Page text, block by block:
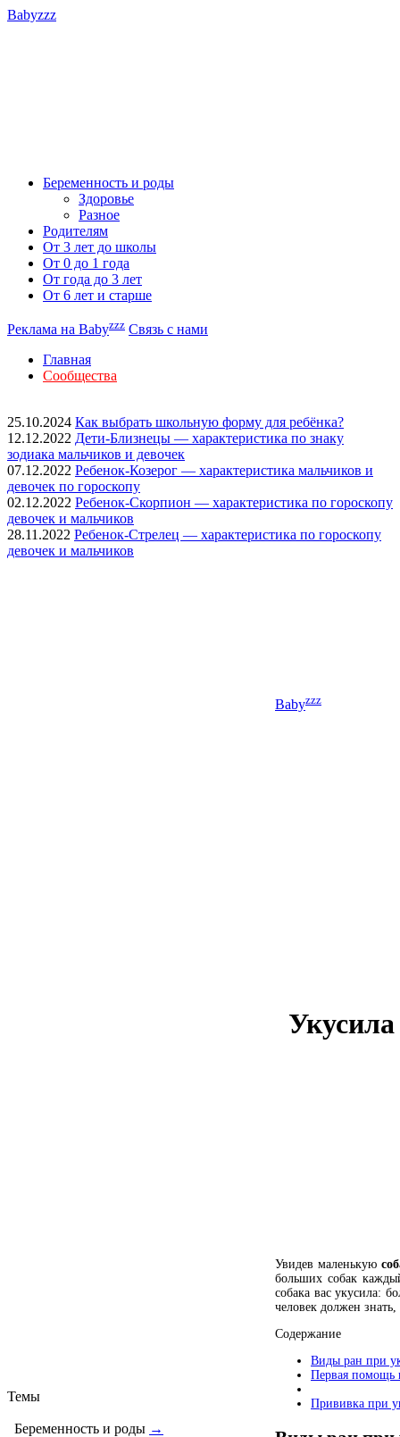
Babyzzz
Беременность и роды
Здоровье
Разное
Родителям
От 3 лет до школы
От 0 до 1 года
От года до 3 лет
От 6 лет и старше
Реклама на Babyzzz Связь с нами
Главная
Сообщества
25.10.2024 Как выбрать школьную форму для ребёнка?
12.12.2022 Дети-Близнецы — характеристика по знаку
зодиака мальчиков и девочек
07.12.2022 Ребенок-Козерог — характеристика мальчиков и
девочек по гороскопу
02.12.2022 Ребенок-Скорпион — характеристика по гороскопу
девочек и мальчиков
28.11.2022 Ребенок-Стрелец — характеристика по гороскопу
девочек и мальчиков
Темы
Беременность и роды →
Babyzzz
Укусила
Увидев маленькую
больших собак
собака вас укусила:
человек должен
Содержание
Виды ран при
Первая помощь
Прививка при